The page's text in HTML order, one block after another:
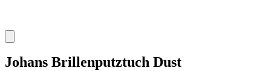
Johans Brillenputztuch Dust